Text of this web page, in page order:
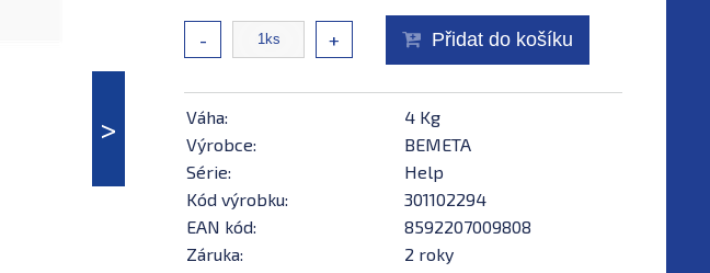
- + Přidat do košíku
Váha:
4 Kg
Výrobce:
BEMETA
Série:
Help
Kód výrobku:
301102294
EAN kód:
8592207009808
Záruka:
2 roky